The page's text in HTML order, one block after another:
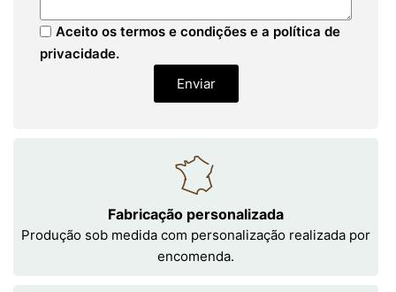
Aceito os termos e condições e a política de
privacidade.
Enviar
Fabricação personalizada
Produção sob medida com personalização realizada por
encomenda.